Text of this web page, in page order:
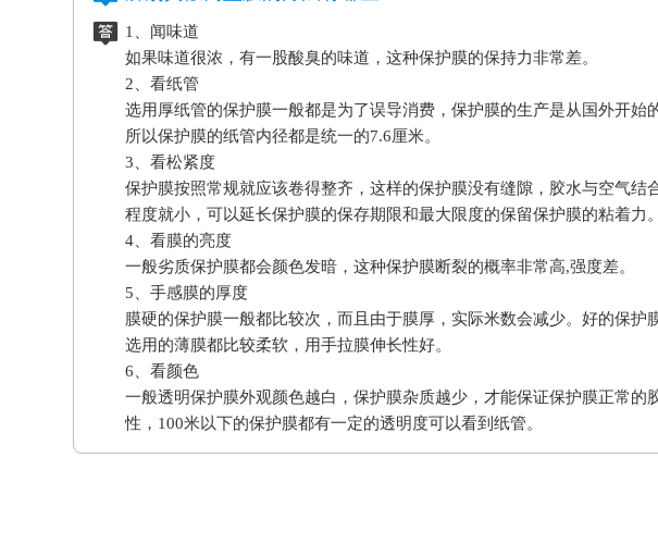
1、闻味道
如果味道很浓，有一股酸臭的味道，这种保护膜的保持力非常差。
2、看纸管
选用厚纸管的保护膜一般都是为了误导消费，保护膜的生产是从国外开始
所以保护膜的纸管内径都是统一的7.6厘米。
3、看松紧度
保护膜按照常规就应该卷得整齐，这样的保护膜没有缝隙，胶水与空气结
程度就小，可以延长保护膜的保存期限和最大限度的保留保护膜的粘着力。
4、看膜的亮度
一般劣质保护膜都会颜色发暗，这种保护膜断裂的概率非常高,强度差。
5、手感膜的厚度
膜硬的保护膜一般都比较次，而且由于膜厚，实际米数会减少。好的保护
选用的薄膜都比较柔软，用手拉膜伸长性好。
6、看颜色
一般透明保护膜外观颜色越白，保护膜杂质越少，才能保证保护膜正常的
性，100米以下的保护膜都有一定的透明度可以看到纸管。